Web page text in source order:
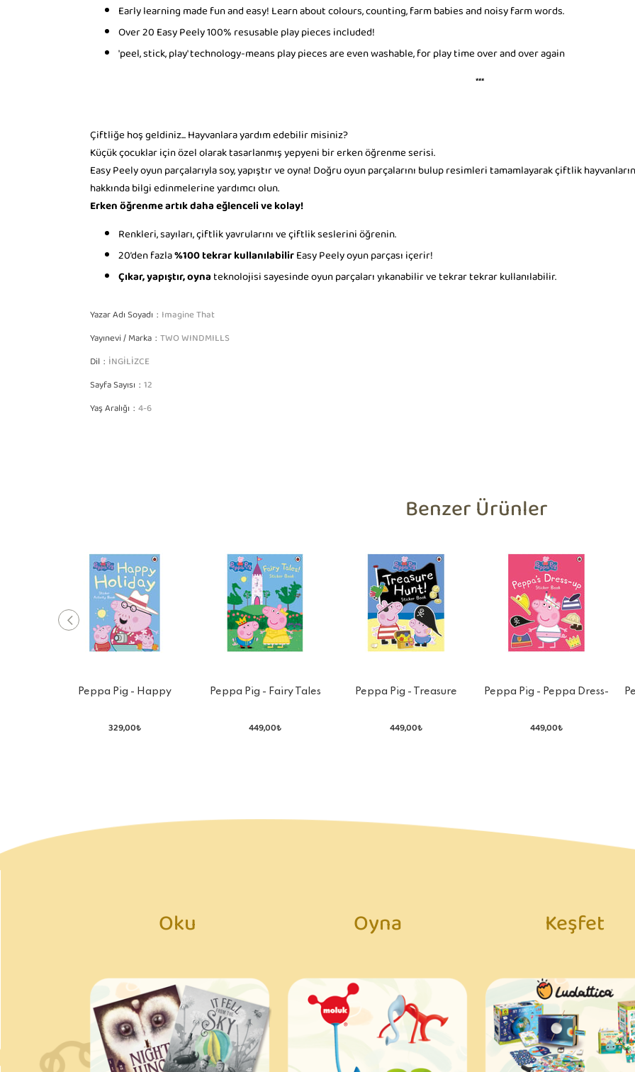
Early learning made fun and easy! Learn about colours, counting, farm babies and noisy farm words.
Over 20 Easy Peely 100% resusable play pieces included!
'peel, stick, play' technology-means play pieces are even washable, for play time over and over again
***
Çiftliğe hoş geldiniz... Hayvanlara yardım edebilir misiniz?
Küçük çocuklar için özel olarak tasarlanmış yepyeni bir erken öğrenme serisi.
Easy Peely oyun parçalarıyla soy, yapıştır ve oyna! Doğru oyun parçalarını bulup resimleri tamamlayarak çiftlik
hakkında bilgi edinmelerine yardımcı olun.
Erken öğrenme artık daha eğlenceli ve kolay!
Renkleri, sayıları, çiftlik yavrularını ve çiftlik seslerini öğrenin.
20’den fazla%100 tekrar kullanılabilirEasy Peely oyun parçası içerir!
Çıkar, yapıştır, oynateknolojisi sayesinde oyun parçaları yıkanabilir ve tekrar tekrar kullanılabilir.
Yazar Adı Soyadı Imagine That
Yayınevi / Marka TWO WINDMILLS
Dil İNGİLİZCE
Sayfa Sayısı 12
Yaş Aralığı 4-6
Benzer Ürünler
Peppa Pig - Happy
Book
329,00₺
Peppa Pig - Fairy Tales
449,00₺
Peppa Pig - Treasure
449,00₺
Peppa Pig - Peppa Dress-
449,00₺
Oku Oyna Keşfet